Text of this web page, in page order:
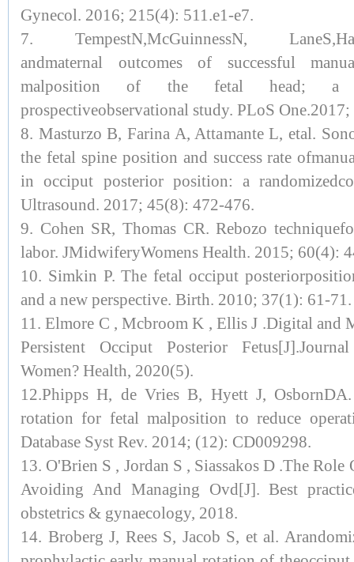
Gynecol. 2016; 215(4): 511.e1-e7.
7. TempestN,McGuinnessN,
andmaternal outcomes of successful
malposition of the fetal head; a
prospectiveobservational study. PLoS
8. Masturzo B, Farina A, Attamante L, etal.
the fetal spine position and success rate
in occiput posterior position: a
Ultrasound. 2017; 45(8): 472-476.
9. Cohen SR, Thomas CR. Rebozo
labor. JMidwiferyWomens Health. 2015; 60(4):
10. Simkin P. The fetal occiput
and a new perspective. Birth. 2010; 37(1): 61-71.
11. Elmore C , Mcbroom K , Ellis J .Digital and
Persistent Occiput Posterior
Women? Health, 2020(5).
12.Phipps H, de Vries B, Hyett J,
rotation for fetal malposition to reduce
Database Syst Rev. 2014; (12): CD009298.
13. O'Brien S , Jordan S , Siassakos D .The
Avoiding And Managing Ovd[J]. Best
obstetrics & gynaecology, 2018.
14. Broberg J, Rees S, Jacob S, et al.